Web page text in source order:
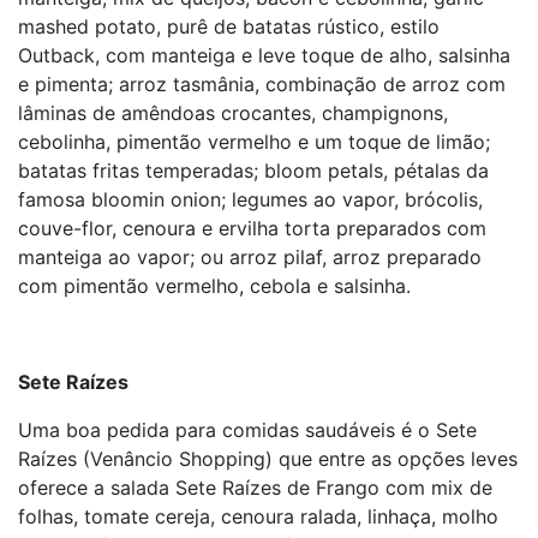
mashed potato, purê de batatas rústico, estilo
Outback, com manteiga e leve toque de alho, salsinha
e pimenta; arroz tasmânia, combinação de arroz com
lâminas de amêndoas crocantes, champignons,
cebolinha, pimentão vermelho e um toque de limão;
batatas fritas temperadas; bloom petals, pétalas da
famosa bloomin onion; legumes ao vapor, brócolis,
couve-flor, cenoura e ervilha torta preparados com
manteiga ao vapor; ou arroz pilaf, arroz preparado
com pimentão vermelho, cebola e salsinha.
Sete Raízes
Uma boa pedida para comidas saudáveis é o Sete
Raízes (Venâncio Shopping) que entre as opções leves
oferece a salada Sete Raízes de Frango com mix de
folhas, tomate cereja, cenoura ralada, linhaça, molho